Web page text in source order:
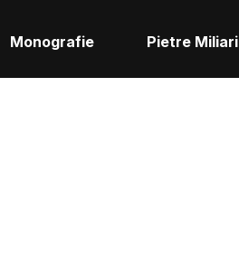
Monografie Pietre Miliari